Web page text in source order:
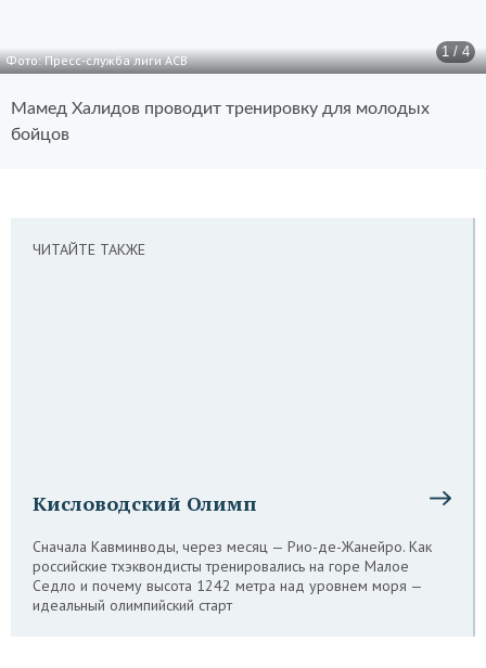
1 / 4
Фото: Пресс-служба лиги АСВ
Мамед Халидов проводит тренировку для молодых
бойцов
ЧИТАЙТЕ ТАКЖЕ
Кисловодский Олимп
Сначала Кавминводы, через месяц — Рио-де-Жанейро. Как
российские тхэквондисты тренировались на горе Малое
Седло и почему высота 1242 метра над уровнем моря —
идеальный олимпийский старт